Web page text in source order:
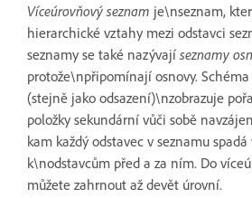
Víceúrovňový seznam je\nseznam,
hierarchické vztahy mezi odstavci
seznamy se také nazývají seznamy
protože\npřipomínají osnovy.
(stejně jako odsazení)\nzobrazuje
položky sekundární vůči sobě
kam každý odstavec v seznamu
k\nodstavcům před a za ním. Do
můžete zahrnout až devět úrovní.